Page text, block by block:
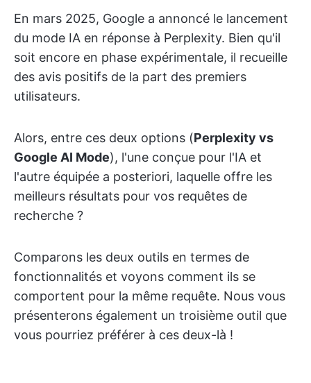
En mars 2025, Google a annoncé le lancement
du mode IA en réponse à Perplexity. Bien qu'il
soit encore en phase expérimentale, il recueille
des avis positifs de la part des premiers
utilisateurs.
Alors, entre ces deux options (Perplexity vs
Google AI Mode), l'une conçue pour l'IA et
l'autre équipée a posteriori, laquelle offre les
meilleurs résultats pour vos requêtes de
recherche ?
Comparons les deux outils en termes de
fonctionnalités et voyons comment ils se
comportent pour la même requête. Nous vous
présenterons également un troisième outil que
vous pourriez préférer à ces deux-là !